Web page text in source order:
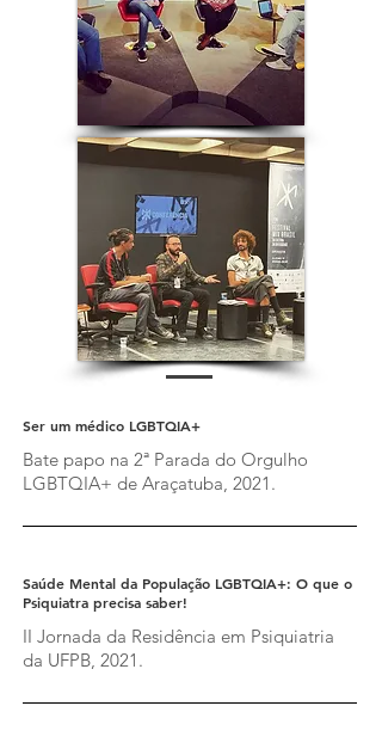
Ser um médico LGBTQIA+
Bate papo na 2ª Parada do Orgulho
LGBTQIA+ de Araçatuba, 2021.
Saúde Mental da População LGBTQIA+: O que o
Psiquiatra precisa saber!
II Jornada da Residência em Psiquiatria
da UFPB, 2021.